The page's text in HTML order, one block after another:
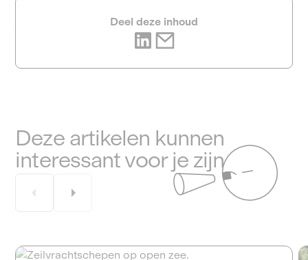
Deel deze inhoud
Deze artikelen kunnen
interessant voor je zijn